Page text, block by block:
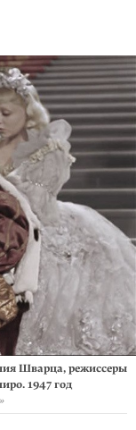
Шварца, режиссеры
1947 год